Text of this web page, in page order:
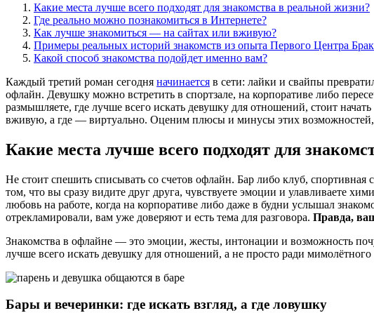
Какие места лучше всего подходят для знакомства в реальной жизни?
Где реально можно познакомиться в Интернете?
Как лучше знакомиться — на сайтах или вживую?
Примеры реальных историй знакомств из опыта Первого Центра
Какой способ знакомства подойдет именно вам?
Каждый третий роман сегодня начинается в сети: лайки и свайпы
офлайн. Девушку можно встретить в спортзале, на корпоративе либо
размышляете, где лучше всего искать девушку для отношений, стоит
вживую, а где — виртуально. Оценим плюсы и минусы этих
Какие места лучше всего подходят для
Не стоит спешить списывать со счетов офлайн. Бар либо клуб,
том, что вы сразу видите друг друга, чувствуете эмоции и улавливаете
любовь на работе, когда на корпоративе либо даже в будни услышал
отрекламировали, вам уже доверяют и есть тема для разговора. Правда,
Знакомства в офлайне — это эмоции, жесты, интонации и возможность
лучше всего искать девушку для отношений, а не просто ради
Бары и вечеринки: где искать взгляд, а где ловушку